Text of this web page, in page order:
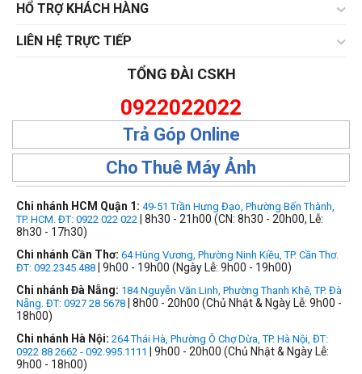
HỔ TRỢ KHÁCH HÀNG
LIÊN HỆ TRỰC TIẾP
TỔNG ĐÀI CSKH
0922022022
Trả Góp Online
Cho Thuê Máy Ảnh
Chi nhánh HCM Quận 1: 49-51 Trần Hưng Đạo, Phường Bến Thành,
TP. HCM. ĐT: 0922 022 022 | 8h30 - 21h00 (CN: 8h30 - 20h00, Lễ:
8h30 - 17h30)
Chi nhánh Cần Thơ: 64 Hùng Vương, Phường Ninh Kiều, TP. Cần Thơ.
ĐT: 092.2345.488 | 9h00 - 19h00 (Ngày Lễ: 9h00 - 19h00)
Chi nhánh Đà Nẵng: 184 Nguyễn Văn Linh, Phường Thanh Khê, TP. Đà
Nẵng. ĐT: 0927 28 5678 | 8h00 - 20h00 (Chủ Nhật & Ngày Lễ: 9h00 -
18h00)
Chi nhánh Hà Nội: 264 Thái Hà, Phường Ô Chợ Dừa, TP. Hà Nội, ĐT:
0922 88 2662 - 092.995.1111
| 9h00 - 20h00 (Chủ Nhật & Ngày Lễ:
9h00 - 18h00)